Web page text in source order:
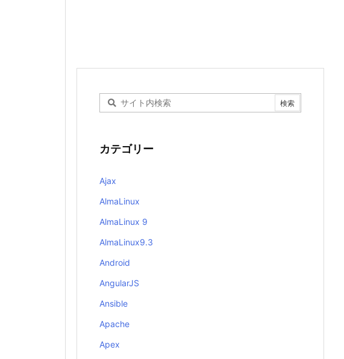
カテゴリー
Ajax
AlmaLinux
AlmaLinux 9
AlmaLinux9.3
Android
AngularJS
Ansible
Apache
Apex